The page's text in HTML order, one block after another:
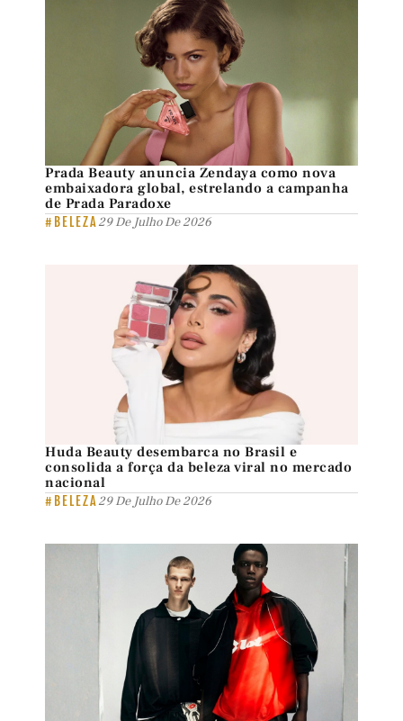
Prada Beauty anuncia Zendaya como nova
embaixadora global, estrelando a campanha
de Prada Paradoxe
#BELEZA29 De Julho De 2026
Huda Beauty desembarca no Brasil e
consolida a força da beleza viral no mercado
nacional
#BELEZA29 De Julho De 2026